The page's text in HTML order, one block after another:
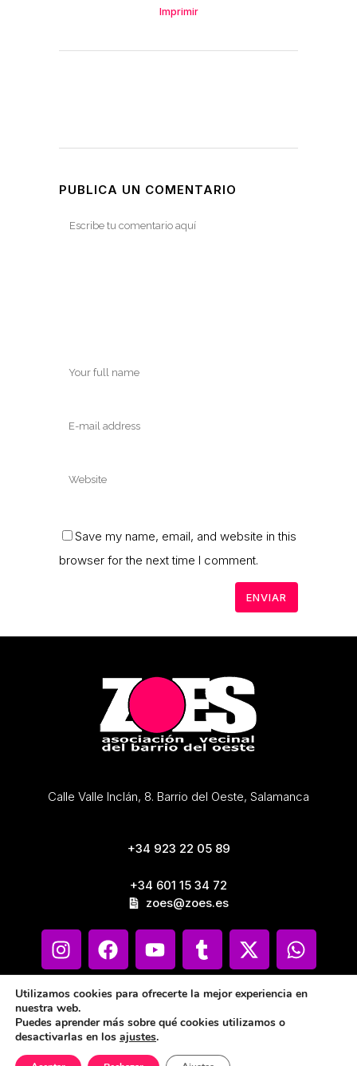
Imprimir
PUBLICA UN COMENTARIO
Save my name, email, and website in this
browser for the next time I comment.
Calle Valle Inclán, 8. Barrio del Oeste, Salamanca
+34 923 22 05 89
+34 601 15 34 72
zoes@zoes.es
Utilizamos cookies para ofrecerte la mejor experiencia en
nuestra web.
Puedes aprender más sobre qué cookies utilizamos o
desactivarlas en los ajustes.